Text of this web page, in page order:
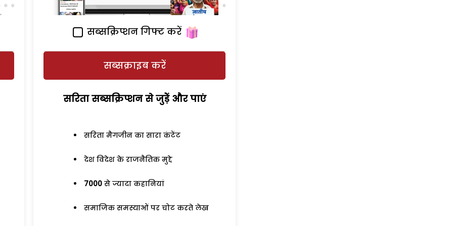
सब्सक्रिप्शन गिफ्ट करें
सब्सक्राइब करें
सरिता सब्सक्रिप्शन से जुड़ेें और पाएं
सरिता मैगजीन का सारा कंटेंट
देश विदेश के राजनैतिक मुद्दे
7000 से ज्यादा कहानियां
समाजिक समस्याओं पर चोट करते लेख